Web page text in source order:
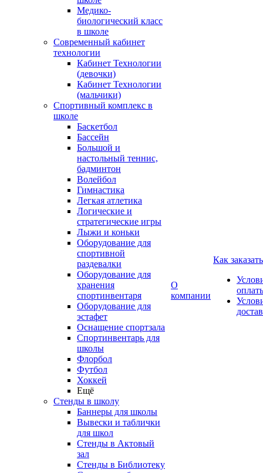
Медико-
биологический класс
в школе
Современный кабинет
технологии
Кабинет Технологии
(девочки)
Кабинет Технологии
(мальчики)
Спортивный комплекс в
школе
Баскетбол
Бассейн
Большой и
настольный теннис,
бадминтон
Волейбол
Гимнастика
Легкая атлетика
Логические и
стратегические игры
Лыжи и коньки
Оборудование для
спортивной
раздевалки
Оборудование для
хранения
спортинвентаря
Оборудование для
эстафет
Оснащение спортзала
Спортинвентарь для
школы
Флорбол
Футбол
Хоккей
Ещё
Стенды в школу
Баннеры для школы
Вывески и таблички
для школ
Стенды в Актовый
зал
Стенды в Библиотеку
О
компании
Как